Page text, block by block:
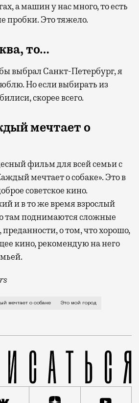
а машин у нас много, то есть
пробки. Это тяжело.
то…
выбрал Санкт-Петербург, я
Но если выбирать из
скорее всего.
мечтает о
фильм для всей семьи с
мечтает о собаке». Это в
советское кино.
и в то же время взрослый
там поднимаются сложные
о том, что хорошо,
кино, рекомендую на него
летних прогулках от
мечтает о собаке Это мой город